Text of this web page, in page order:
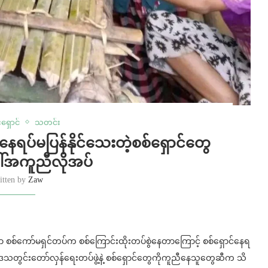
ောင် သတင်း
ေရပ်မပြန်နိုင်သေးတဲ့စစ်ရှောင်တွေ
ါ်အကူညီလိုအပ်
by Zaw
ကော်မရှင်တပ်က စစ်ကြောင်းထိုးတပ်စွဲနေတာကြောင့် စစ်ရှောင်နေရ
တွင်းတော်လှန်ရေးတပ်ဖွဲ့နဲ့ စစ်ရှောင်တွေကိုကူညီနေသူတွေဆီက သိ